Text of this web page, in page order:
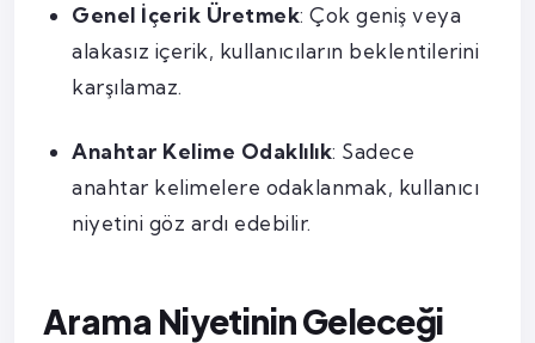
Genel İçerik Üretmek: Çok geniş veya
alakasız içerik, kullanıcıların beklentilerini
karşılamaz.
Anahtar Kelime Odaklılık: Sadece
anahtar kelimelere odaklanmak, kullanıcı
niyetini göz ardı edebilir.
Arama Niyetinin Geleceği